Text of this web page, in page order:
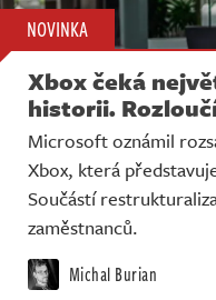
NOVINKA
Xbox čeká
historii.
Microsoft oznámil
Xbox, která
Součástí
zaměstnanců.
Michal Burian